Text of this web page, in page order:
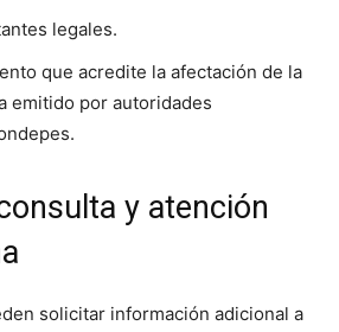
legales.
que acredite la afectación de la
emitido por autoridades
y atención
solicitar información adicional a